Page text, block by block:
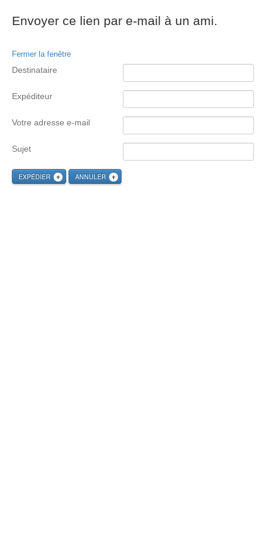
Envoyer ce lien par e-mail à un ami.
Fermer la fenêtre
Destinataire
Expéditeur
Votre adresse e-mail
Sujet
EXPÉDIER ANNULER